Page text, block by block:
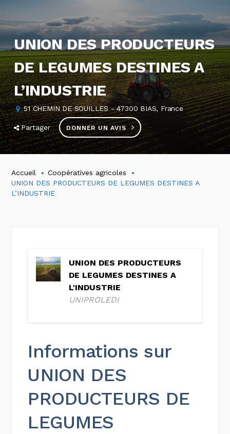
UNION DES PRODUCTEURS
DE LEGUMES DESTINES A
L’INDUSTRIE
51 CHEMIN DE SOUILLES - 47300 BIAS, France
Partager DONNER UN AVIS
Accueil
Coopératives agricoles
UNION DES PRODUCTEURS DE LEGUMES DESTINES A
L’INDUSTRIE
UNION DES PRODUCTEURS
DE LEGUMES DESTINES A
L'INDUSTRIE
UNIPROLEDI
Informations sur
UNION DES
PRODUCTEURS DE
LEGUMES